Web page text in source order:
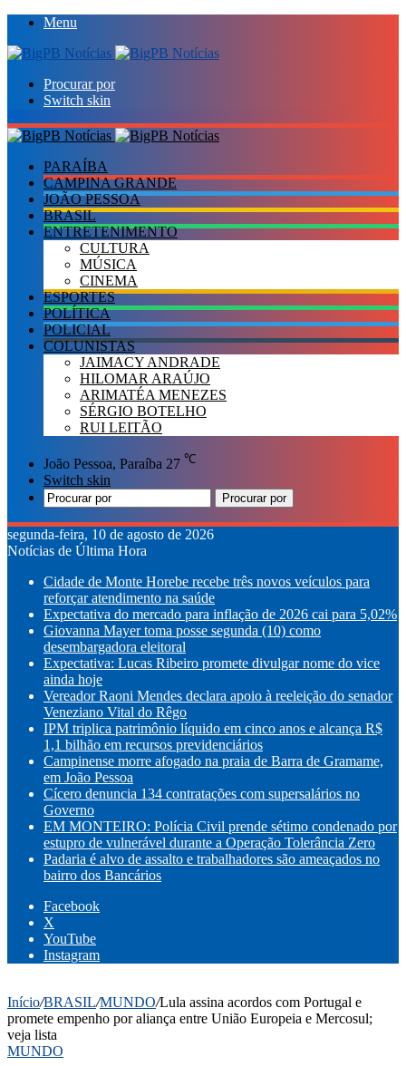
Menu
Procurar por
Switch skin
PARAÍBA
CAMPINA GRANDE
JOÃO PESSOA
BRASIL
ENTRETENIMENTO
CULTURA
MÚSICA
CINEMA
ESPORTES
POLÍTICA
POLICIAL
COLUNISTAS
JAIMACY ANDRADE
HILOMAR ARAÚJO
ARIMATÉA MENEZES
SÉRGIO BOTELHO
RUI LEITÃO
João Pessoa, Paraíba 27 ℃
Switch skin
Procurar por
segunda-feira, 10 de agosto de 2026
Notícias de Última Hora
Cidade de Monte Horebe recebe três novos veículos para
reforçar atendimento na saúde
Expectativa do mercado para inflação de 2026 cai para 5,02%
Giovanna Mayer toma posse segunda (10) como
desembargadora eleitoral
Expectativa: Lucas Ribeiro promete divulgar nome do vice
ainda hoje
Vereador Raoni Mendes declara apoio à reeleição do senador
Veneziano Vital do Rêgo
IPM triplica patrimônio líquido em cinco anos e alcança R$
1,1 bilhão em recursos previdenciários
Campinense morre afogado na praia de Barra de Gramame,
em João Pessoa
Cícero denuncia 134 contratações com supersalários no
Governo
EM MONTEIRO: Polícia Civil prende sétimo condenado por
estupro de vulnerável durante a Operação Tolerância Zero
Padaria é alvo de assalto e trabalhadores são ameaçados no
bairro dos Bancários
Facebook
X
YouTube
Instagram
Início/BRASIL/MUNDO/Lula assina acordos com Portugal e
promete empenho por aliança entre União Europeia e Mercosul;
veja lista
MUNDO